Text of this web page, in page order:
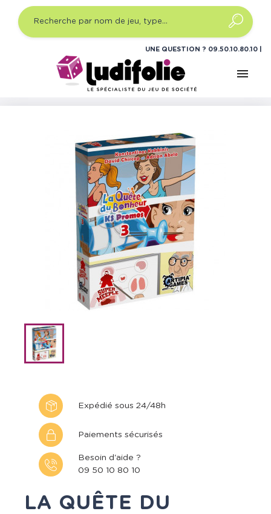
UNE QUESTION ? 09.50.10.80.10
menu
Jeux de société Jeux de plateau expert
La
Quête du Bonheur - Extension Deck KS3
Expédié sous 24/48h
Paiements sécurisés
Besoin d'aide ?
09 50 10 80 10
LA QUÊTE DU